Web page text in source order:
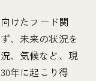
けたフード関
、未来の状況を
、気候など、現
年に起こり得